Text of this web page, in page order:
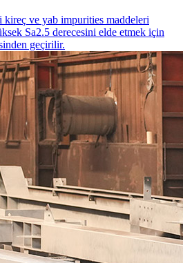
kireç ve yab impurities maddeleri
Sa2.5 derecesini elde etmek için
geçirilir.